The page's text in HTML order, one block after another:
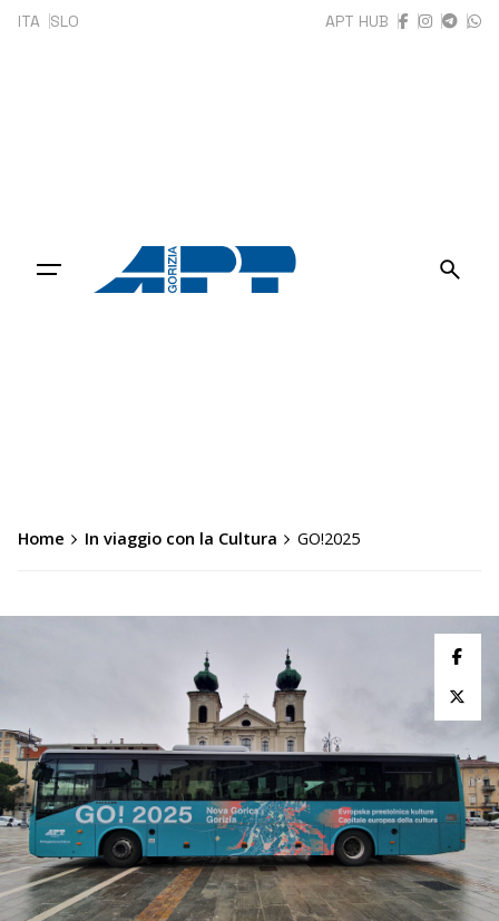
ITA SLO APT HUB
Home In viaggio con la Cultura GO!2025